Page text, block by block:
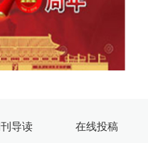
导读 在线投稿